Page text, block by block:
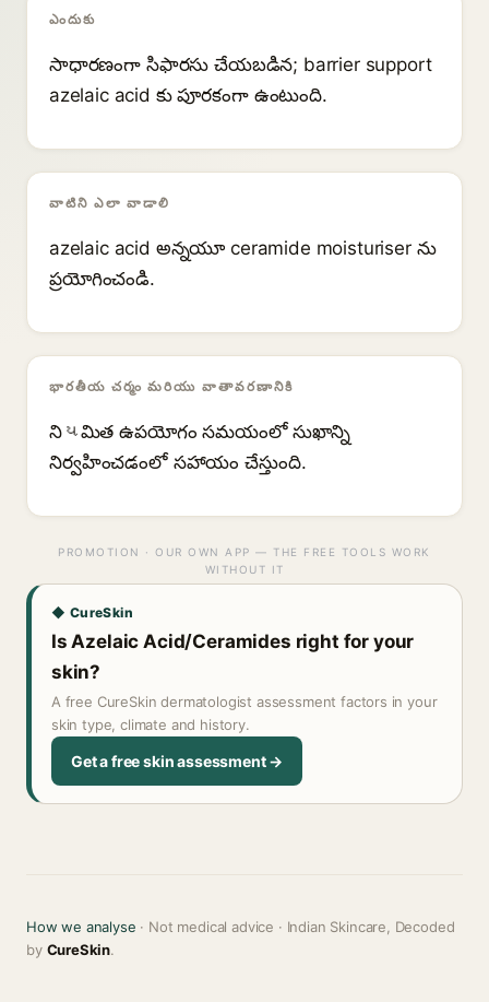
ఎందుకు
సాధారణంగా సిఫారసు చేయబడిన; barrier support
azelaic acid కు పూరకంగా ఉంటుంది.
వాటిని ఎలా వాడాలి
azelaic acid అన్నయూ ceramide moisturiser ను
ప్రయోగించండి.
భారతీయ చర్మం మరియు వాతావరణానికి
నిયమిత ఉపయోగం సమయంలో సుఖాన్ని
నిర్వహించడంలో సహాయం చేస్తుంది.
PROMOTION · OUR OWN APP — THE FREE TOOLS WORK
WITHOUT IT
◆ CureSkin
Is Azelaic Acid/Ceramides right for your
skin?
A free CureSkin dermatologist assessment factors in your
skin type, climate and history.
Get a free skin assessment →
How we analyse · Not medical advice · Indian Skincare, Decoded
by CureSkin.